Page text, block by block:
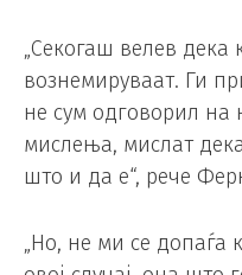
„Секогаш велев дека
вознемируваат. Ги
не сум одговорил на
мислења, мислат
што и да е“, рече
„Но, не ми се допаѓа